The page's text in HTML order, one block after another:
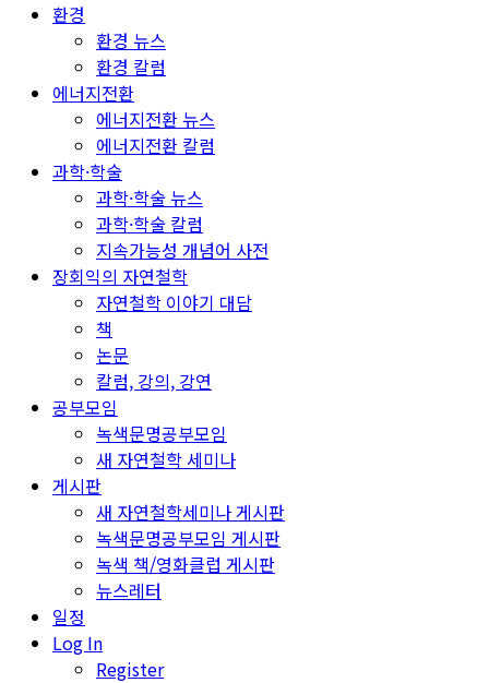
환경
환경 뉴스
환경 칼럼
에너지전환
에너지전환 뉴스
에너지전환 칼럼
과학·학술
과학·학술 뉴스
과학·학술 칼럼
지속가능성 개념어 사전
장회익의 자연철학
자연철학 이야기 대담
책
논문
칼럼, 강의, 강연
공부모임
녹색문명공부모임
새 자연철학 세미나
게시판
새 자연철학세미나 게시판
녹색문명공부모임 게시판
녹색 책/영화클럽 게시판
뉴스레터
일정
Log In
Register